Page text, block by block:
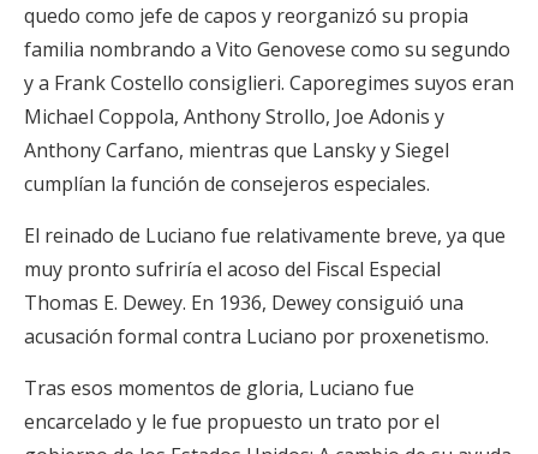
quedo como jefe de capos y reorganizó su propia
familia nombrando a Vito Genovese como su segundo
y a Frank Costello consiglieri. Caporegimes suyos eran
Michael Coppola, Anthony Strollo, Joe Adonis y
Anthony Carfano, mientras que Lansky y Siegel
cumplían la función de consejeros especiales.
El reinado de Luciano fue relativamente breve, ya que
muy pronto sufriría el acoso del Fiscal Especial
Thomas E. Dewey. En 1936, Dewey consiguió una
acusación formal contra Luciano por proxenetismo.
Tras esos momentos de gloria, Luciano fue
encarcelado y le fue propuesto un trato por el